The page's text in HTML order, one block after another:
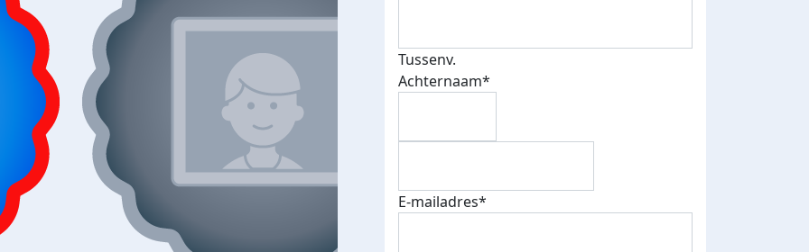
Tussenv.
Achternaam*
E-mailadres*